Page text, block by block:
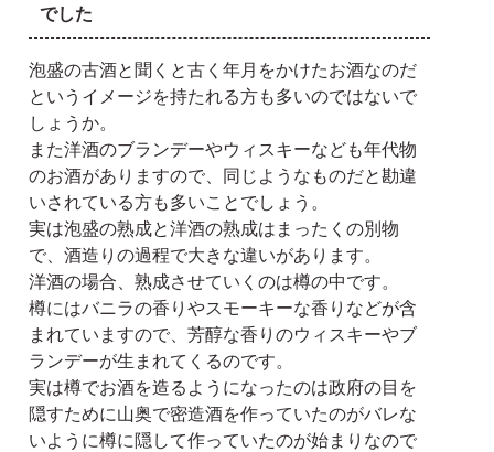
でした
泡盛の古酒と聞くと古く年月をかけたお酒なのだ
というイメージを持たれる方も多いのではないで
しょうか。
また洋酒のブランデーやウィスキーなども年代物
のお酒がありますので、同じようなものだと勘違
いされている方も多いことでしょう。
実は泡盛の熟成と洋酒の熟成はまったくの別物
で、酒造りの過程で大きな違いがあります。
洋酒の場合、熟成させていくのは樽の中です。
樽にはバニラの香りやスモーキーな香りなどが含
まれていますので、芳醇な香りのウィスキーやブ
ランデーが生まれてくるのです。
実は樽でお酒を造るようになったのは政府の目を
隠すために山奥で密造酒を作っていたのがバレな
いように樽に隠して作っていたのが始まりなので